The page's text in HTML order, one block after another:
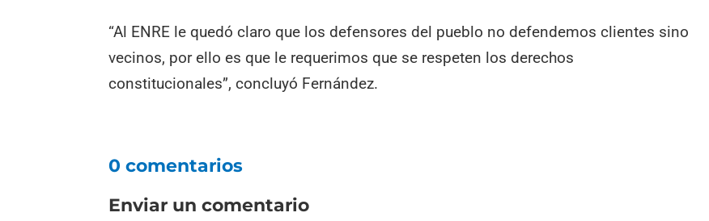
“Al ENRE le quedó claro que los defensores del pueblo no defendemos clientes sino
vecinos, por ello es que le requerimos que se respeten los derechos
constitucionales”, concluyó Fernández.
0 comentarios
Enviar un comentario